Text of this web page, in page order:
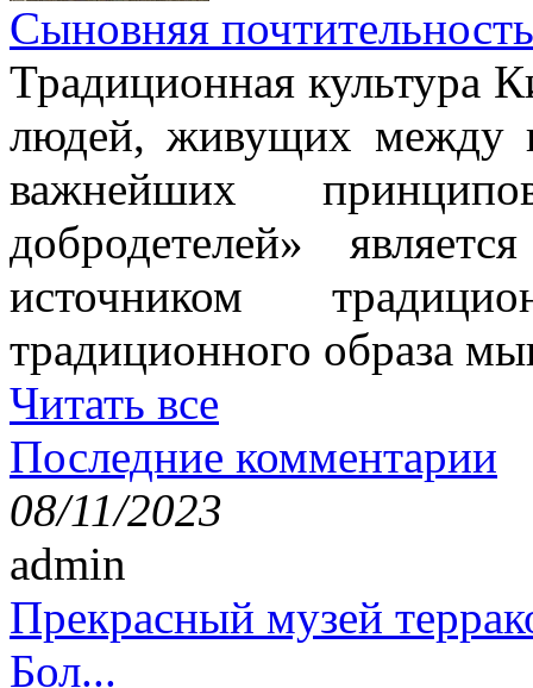
Сыновняя почтительность
Традиционная культура
людей, живущих между
важнейших
добродетелей»
источником
традиционного образа
Читать все
Последние комментарии
08/11/2023
admin
Прекрасный музей
Бол...